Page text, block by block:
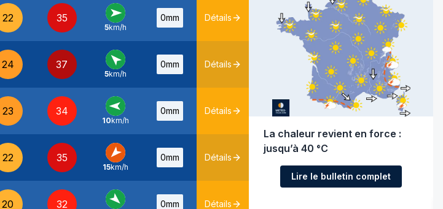
22 35
O -
5km/h
0mm Détails
24 37
SE -
5km/h
0mm Détails
23 34
E -
10km/h
0mm Détails
22 35
NE -
15km/h
0mm Détails
20 32 0mm Détails
La chaleur revient en force :
jusqu’à 40 °C
Lire le bulletin complet